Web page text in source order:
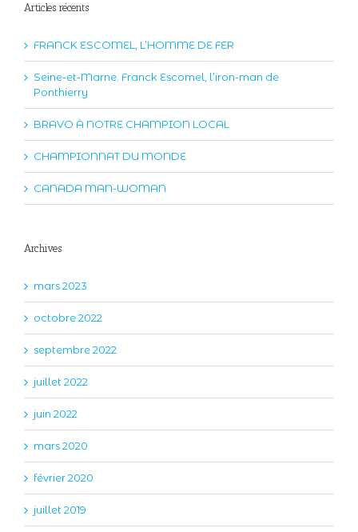
Articles récents
FRANCK ESCOMEL, L’HOMME DE FER
Seine-et-Marne. Franck Escomel, l’iron-man de
Ponthierry
BRAVO À NOTRE CHAMPION LOCAL
CHAMPIONNAT DU MONDE
CANADA MAN-WOMAN
Archives
mars 2023
octobre 2022
septembre 2022
juillet 2022
juin 2022
mars 2020
février 2020
juillet 2019